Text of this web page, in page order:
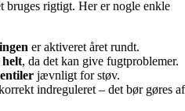
bruges rigtigt. Her er nogle enkle
er aktiveret året rundt.
, da det kan give fugtproblemer.
jævnligt for støv.
indreguleret – det bør gøres af